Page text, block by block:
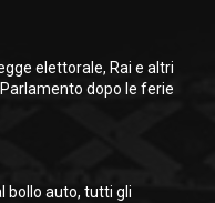
elettorale, Rai e altri
dopo le ferie
bollo auto, tutti gli